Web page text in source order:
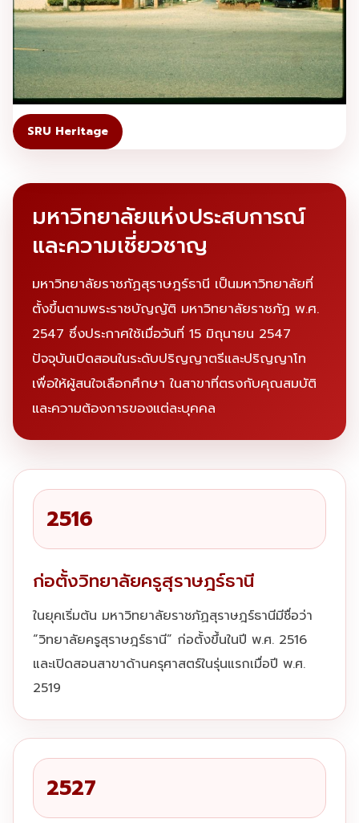
SRU Heritage
มหาวิทยาลัยแห่งประสบการณ์
และความเชี่ยวชาญ
มหาวิทยาลัยราชภัฏสุราษฎร์ธานี เป็นมหาวิทยาลัยที่
ตั้งขึ้นตามพระราชบัญญัติ มหาวิทยาลัยราชภัฏ พ.ศ.
2547 ซึ่งประกาศใช้เมื่อวันที่ 15 มิถุนายน 2547
ปัจจุบันเปิดสอนในระดับปริญญาตรีและปริญญาโท
เพื่อให้ผู้สนใจเลือกศึกษา ในสาขาที่ตรงกับคุณสมบัติ
และความต้องการของแต่ละบุคคล
2516
ก่อตั้งวิทยาลัยครูสุราษฎร์ธานี
ในยุคเริ่มต้น มหาวิทยาลัยราชภัฏสุราษฎร์ธานีมีชื่อว่า
“วิทยาลัยครูสุราษฎร์ธานี” ก่อตั้งขึ้นในปี พ.ศ. 2516
และเปิดสอนสาขาด้านครุศาสตร์ในรุ่นแรกเมื่อปี พ.ศ.
2519
2527